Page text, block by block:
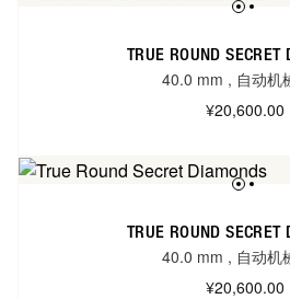
TRUE ROUND SECRET
40.0 mm , 自动机
¥20,600.00
TRUE ROUND SECRET
40.0 mm , 自动机
¥20,600.00